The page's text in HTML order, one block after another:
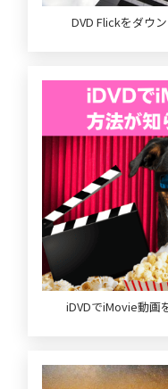
DVD Flickをダウ
iDVDでiMovie動画